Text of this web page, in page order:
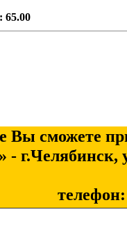
65.00
Вы сможете
г.Челябинск,